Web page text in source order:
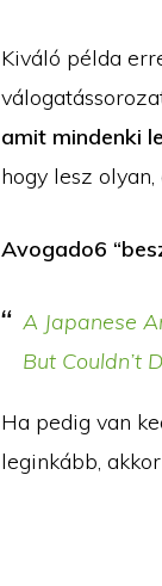
Kiváló példa
amit mindenki
hogy lesz
Avogado6
A Japanese
But Couldn’t
Ha pedig van
leginkább,